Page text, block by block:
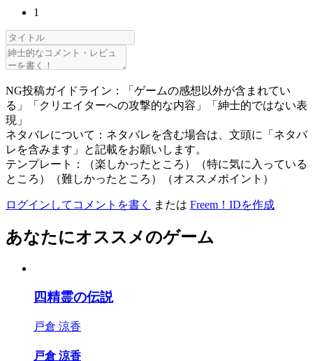
1
NG投稿ガイドライン：「ゲームの感想以外が含まれてい
る」「クリエイターへの攻撃的な内容」「紳士的ではない表
現」
ネタバレについて：ネタバレを含む場合は、文頭に「ネタバ
レを含みます」と記載をお願いします。
テンプレート：（楽しかったところ）（特に気に入っている
ところ）（難しかったところ）（オススメポイント）
ログインしてコメントを書く または Freem！IDを作成
あなたにオススメのゲーム
四精霊の伝説
戸倉 涼香
戸倉 涼香